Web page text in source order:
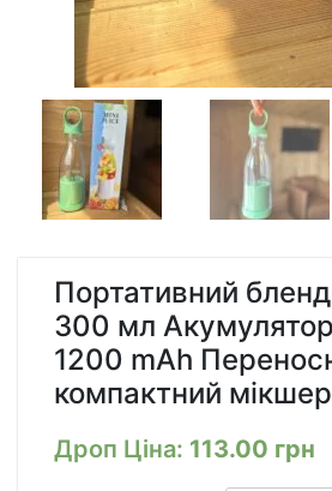
Портативний
300 мл
1200 mAh
компактний мікшер
Дроп Ціна: 113.00 грн